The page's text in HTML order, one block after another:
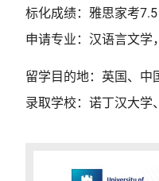
标化成绩：雅思家考7.5
申请专业：汉语言文学
留学目的地：英国、中
录取学校：诺丁汉大学